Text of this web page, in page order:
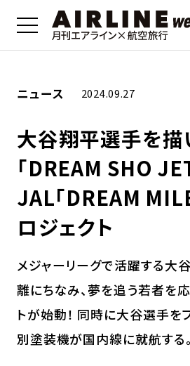
ニュース 2024.09.27
大谷翔平選手を描
「DREAM SHO
JAL「DREAM
ロジェクト
メジャーリーグで活躍する大
離にちなみ、夢を追う若者を
トが始動！ 同時に大谷選手を
別塗装機が国内線に就航する。